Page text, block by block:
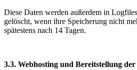
Diese Daten werden außerdem in
gelöscht, wenn ihre Speicherung nicht
spätestens nach 14 Tagen.
3.3. Webhosting und Bereitstellung der